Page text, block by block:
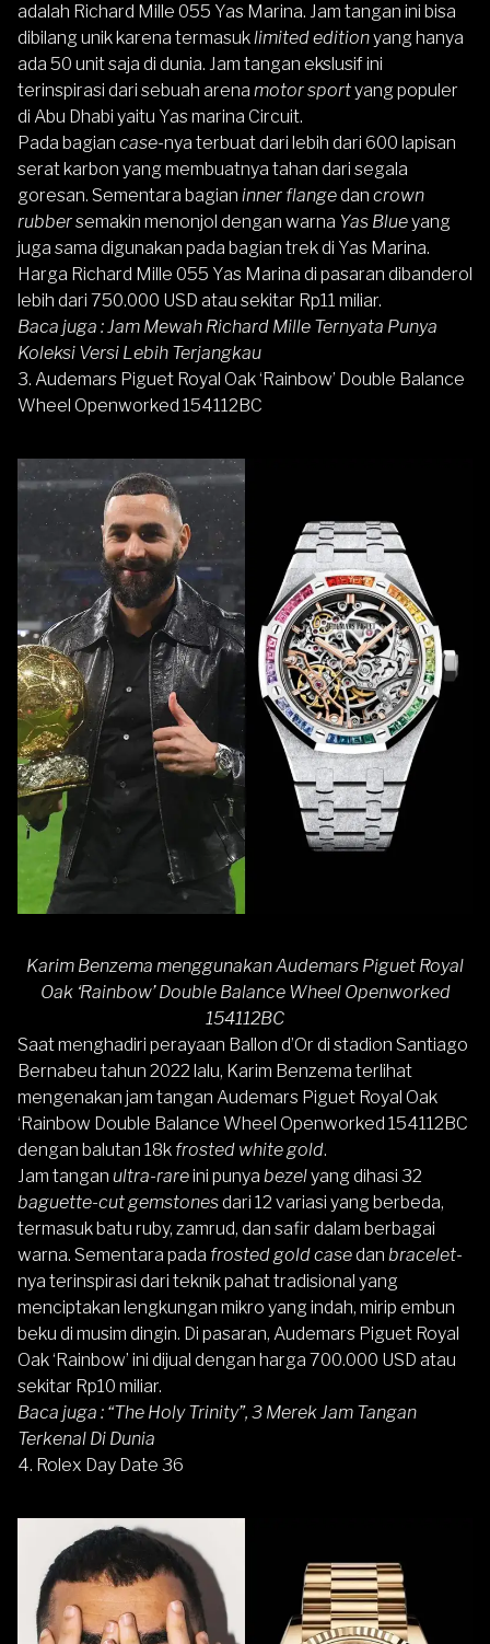
adalah Richard Mille 055 Yas Marina. Jam tangan ini bisa
dibilang unik karena termasuklimited editionyang hanya
ada 50 unit saja di dunia. Jam tangan ekslusif ini
terinspirasi dari sebuah arena motor sportyang populer
di Abu Dhabi yaitu Yas marina Circuit.
Pada bagian case-nya terbuat dari lebih dari 600 lapisan
serat karbon yang membuatnya tahan dari segala
goresan. Sementara bagian inner flangedan crown
rubbersemakin menonjol dengan warna Yas Blueyang
juga sama digunakan pada bagian trek di Yas Marina.
Harga Richard Mille 055 Yas Marina di pasaran dibanderol
lebih dari 750.000 USD atau sekitar Rp11 miliar.
Baca juga :Jam Mewah Richard Mille Ternyata Punya
Koleksi Versi Lebih Terjangkau
3. Audemars Piguet Royal Oak ‘Rainbow’ Double Balance
Wheel Openworked 154112BC
Karim Benzema menggunakan Audemars Piguet Royal
Oak ‘Rainbow’ Double Balance Wheel Openworked
154112BC
Saat menghadiri perayaan Ballon d’Or di stadion Santiago
Bernabeu tahun 2022 lalu, Karim Benzema terlihat
mengenakan jam tangan Audemars Piguet Royal Oak
‘Rainbow Double Balance Wheel Openworked 154112BC
dengan balutan 18k frosted white gold.
Jam tangan ultra-rareini punya bezelyang dihasi 32
baguette-cut gemstonesdari 12 variasi yang berbeda,
termasuk batu ruby, zamrud, dan safir dalam berbagai
warna. Sementara pada frosted gold casedan bracelet-
nya terinspirasi dari teknik pahat tradisional yang
menciptakan lengkungan mikro yang indah, mirip embun
beku di musim dingin. Di pasaran, Audemars Piguet Royal
Oak ‘Rainbow’ ini dijual dengan harga 700.000 USD atau
sekitar Rp10 miliar.
Baca juga : “The Holy Trinity”, 3 Merek Jam Tangan
Terkenal Di Dunia
4. Rolex Day Date 36